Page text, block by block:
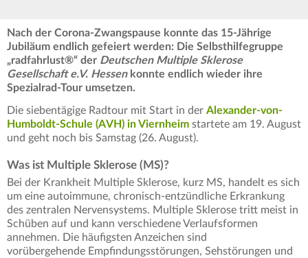
Nach der Corona-Zwangspause konnte das 15-Jährige
Jubiläum endlich gefeiert werden: Die Selbsthilfegruppe
„radfahrlust®“ der Deutschen Multiple Sklerose
Gesellschaft e.V. Hessenkonnte endlich wieder ihre
Spezialrad-Tour umsetzen.
Die siebentägige Radtour mit Start in der Alexander-von-
Humboldt-Schule (AVH) in Viernheim startete am 19. August
und geht noch bis Samstag (26. August).
Was ist Multiple Sklerose (MS)?
Bei der Krankheit Multiple Sklerose, kurz MS, handelt es sich
um eine autoimmune, chronisch-entzündliche Erkrankung
des zentralen Nervensystems. Multiple Sklerose tritt meist in
Schüben auf und kann verschiedene Verlaufsformen
annehmen. Die häufigsten Anzeichen sind
vorübergehende Empfindungsstörungen, Sehstörungen und